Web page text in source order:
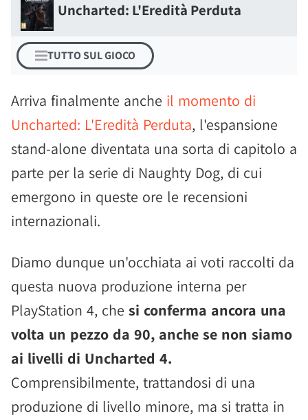
Uncharted: L'Eredità Perduta
TUTTO SUL GIOCO
Arriva finalmente anche il momento di
Uncharted: L'Eredità Perduta, l'espansione
stand-alone diventata una sorta di capitolo a
parte per la serie di Naughty Dog, di cui
emergono in queste ore le recensioni
internazionali.
Diamo dunque un'occhiata ai voti raccolti da
questa nuova produzione interna per
PlayStation 4, che si conferma ancora una
volta un pezzo da 90, anche se non siamo
ai livelli di Uncharted 4.
Comprensibilmente, trattandosi di una
produzione di livello minore, ma si tratta in